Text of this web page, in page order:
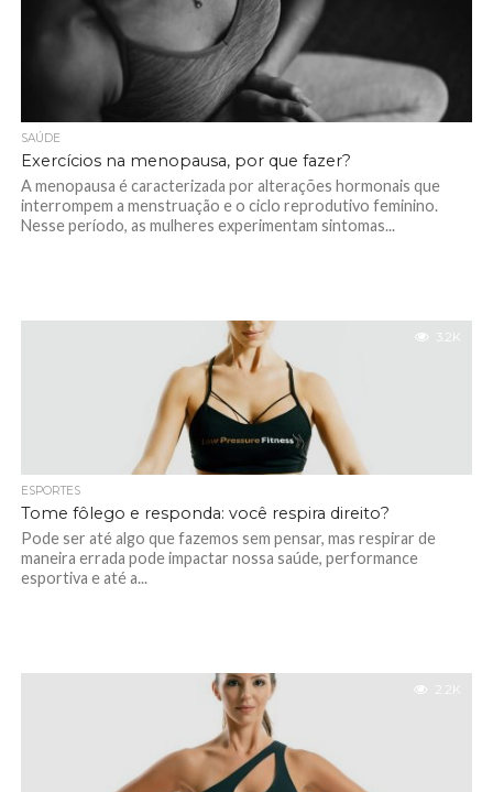
SAÚDE
Exercícios na menopausa, por que fazer?
A menopausa é caracterizada por alterações hormonais que
interrompem a menstruação e o ciclo reprodutivo feminino.
Nesse período, as mulheres experimentam sintomas...
3.2K
ESPORTES
Tome fôlego e responda: você respira direito?
Pode ser até algo que fazemos sem pensar, mas respirar de
maneira errada pode impactar nossa saúde, performance
esportiva e até a...
2.2K